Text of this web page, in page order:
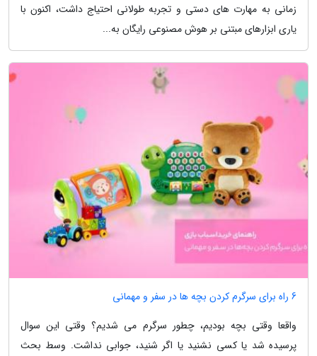
زمانی به مهارت های دستی و تجربه طولانی احتیاج داشت، اکنون با
یاری ابزارهای مبتنی بر هوش مصنوعی رایگان به...
6 راه برای سرگرم کردن بچه ها در سفر و مهمانی
واقعا وقتی بچه بودیم، چطور سرگرم می شدیم؟ وقتی این سوال
پرسیده شد یا کسی نشنید یا اگر شنید، جوابی نداشت. وسط بحث